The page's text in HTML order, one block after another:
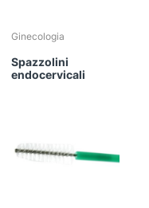
Ginecologia
Spazzolini
endocervicali